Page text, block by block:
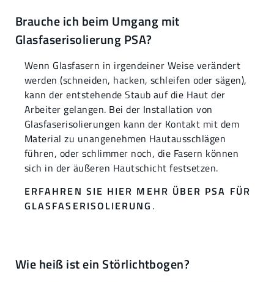
Brauche ich beim Umgang mit
Glasfaserisolierung PSA?
Wenn Glasfasern in irgendeiner Weise verändert
werden (schneiden, hacken, schleifen oder sägen),
kann der entstehende Staub auf die Haut der
Arbeiter gelangen. Bei der Installation von
Glasfaserisolierungen kann der Kontakt mit dem
Material zu unangenehmen Hautausschlägen
führen, oder schlimmer noch, die Fasern können
sich in der äußeren Hautschicht festsetzen.
ERFAHREN SIE HIER MEHR ÜBER PSA FÜR
GLASFASERISOLIERUNG .
Wie heiß ist ein Störlichtbogen?